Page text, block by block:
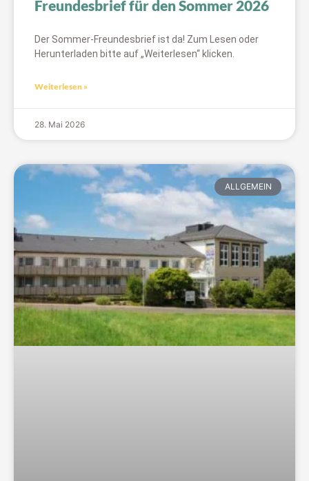
Freundesbrief für den Sommer 2026
Der Sommer-Freundesbrief ist da! Zum Lesen oder
Herunterladen bitte auf „Weiterlesen“ klicken.
Weiterlesen »
28. Mai 2026
ALLGEMEIN